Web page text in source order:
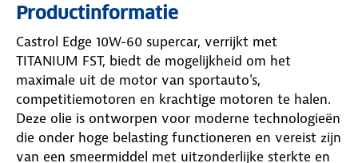
Productinformatie
Castrol Edge 10W-60 supercar, verrijkt met
TITANIUM FST, biedt de mogelijkheid om het
maximale uit de motor van sportauto's,
competitiemotoren en krachtige motoren te halen.
Deze olie is ontworpen voor moderne technologieën
die onder hoge belasting functioneren en vereist zijn
van een smeermiddel met uitzonderlijke sterkte en